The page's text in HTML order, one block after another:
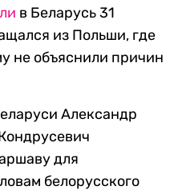
в Беларусь 31
из Польши, где
не объяснили причин
Александр
для
белорусского